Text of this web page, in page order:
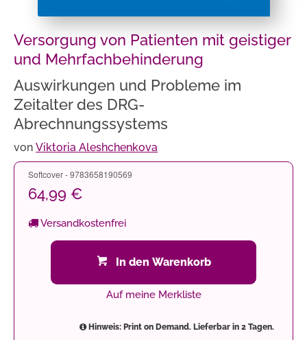
Versorgung von Patienten mit geistiger
und Mehrfachbehinderung
Auswirkungen und Probleme im
Zeitalter des DRG-
Abrechnungssystems
von Viktoria Aleshchenkova
Softcover - 9783658190569
64,99 €
Versandkostenfrei
In den Warenkorb
Auf meine Merkliste
Hinweis: Print on Demand. Lieferbar in 2 Tagen.